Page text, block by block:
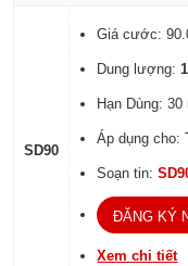
SD90
Giá cước:
Dung lượng:
Hạn Dùng: 30
Áp dụng cho:
Soạn tin:
ĐĂNG KÝ
Xem chi tiết